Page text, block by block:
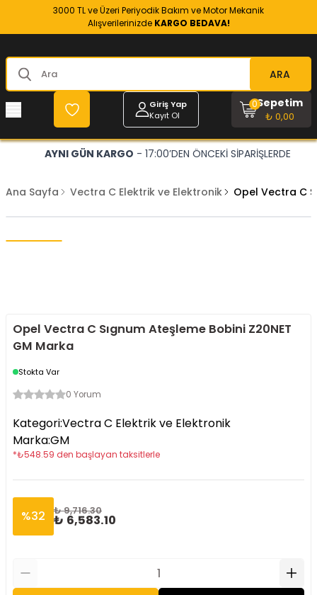
3000 TL ve Üzeri Periyodik Bakım ve Motor Mekanik
Alışverilerinizde KARGO BEDAVA!
ARA
Giriş Yap
Kayıt Ol
Sepetim
₺ 0,00
0
AYNI GÜN KARGO - 17:00’DEN ÖNCEKİ SİPARİŞLERDE
Ana Sayfa Vectra C Elektrik ve Elektronik Opel Vectra C
Opel Vectra C Sıgnum Ateşleme Bobini Z20NET
GM Marka
Stokta Var
0 Yorum
Kategori:Vectra C Elektrik ve Elektronik
Marka:GM
*₺548.59 den başlayan taksitlerle
%32 ₺ 9,716.30
₺ 6,583.10